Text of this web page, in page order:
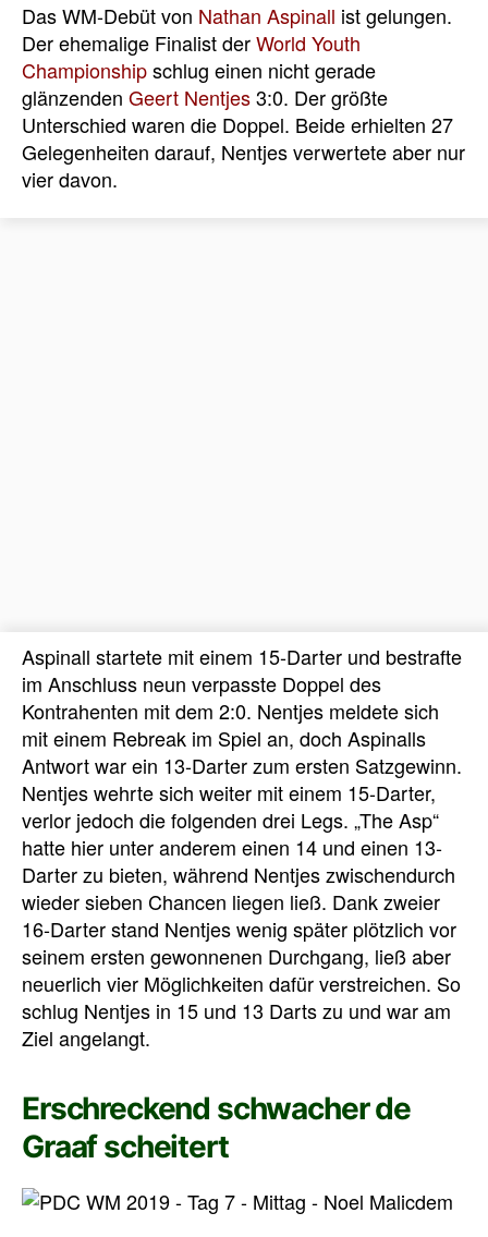
Das WM-Debüt von Nathan Aspinall ist gelungen.
Der ehemalige Finalist derWorld Youth
Championshipschlug einen nicht gerade
glänzenden Geert Nentjes3:0. Der größte
Unterschied waren die Doppel. Beide erhielten 27
Gelegenheiten darauf, Nentjes verwertete aber nur
vier davon.
Aspinall startete mit einem 15-Darter und bestrafte
im Anschluss neun verpasste Doppel des
Kontrahenten mit dem 2:0. Nentjes meldete sich
mit einem Rebreak im Spiel an, doch Aspinalls
Antwort war ein 13-Darter zum ersten Satzgewinn.
Nentjes wehrte sich weiter mit einem 15-Darter,
verlor jedoch die folgenden drei Legs. „The Asp“
hatte hier unter anderem einen 14 und einen 13-
Darter zu bieten, während Nentjes zwischendurch
wieder sieben Chancen liegen ließ. Dank zweier
16-Darter stand Nentjes wenig später plötzlich vor
seinem ersten gewonnenen Durchgang, ließ aber
neuerlich vier Möglichkeiten dafür verstreichen. So
schlug Nentjes in 15 und 13 Darts zu und war am
Ziel angelangt.
Erschreckend schwacher de
Graaf scheitert